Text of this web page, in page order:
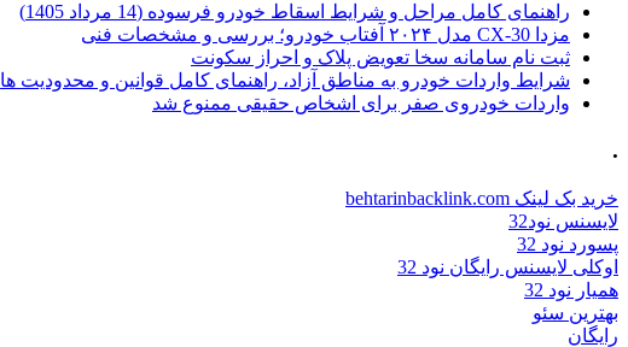
راهنمای کامل مراحل و شرایط اسقاط خودرو فرسوده (14 مرداد 1405)
مزدا CX-30 مدل ۲۰۲۴ آفتاب خودرو؛ بررسی و مشخصات فنی
ثبت نام سامانه سخا تعویض پلاک و احراز سکونت
شرایط واردات خودرو به مناطق آزاد، راهنمای کامل قوانین و محدودیت ها
واردات خودروی صفر برای اشخاص حقیقی ممنوع شد
.
خرید بک لینک behtarinbacklink.com
لایسنس نود32
پسورد نود 32
اوکلی لایسنس رایگان نود 32
همیار نود 32
بهترین سئو
رایگان